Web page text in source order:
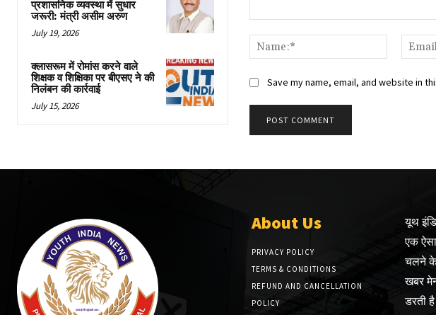
प्रशासनिक व्यवस्था में सुधार
जरूरी: मंत्री असीम अरुण
July 19, 2026
क्लासरूम में रोमांस करने वाले
शिक्षक व शिक्षिका पर बीएसए ने की
निलंबन की कार्रवाई
July 15, 2026
Name:*
Save my name, email, and website in
About Us
PRIVACY POLICY
TERMS & CONDITIONS
REFUND AND CANCELLATION
POLICY
यूथ
एक
चलने के
खबर
डरती